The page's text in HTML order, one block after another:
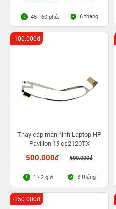
45 - 60 phút 6 tháng
Thay cáp màn hình Laptop HP
Pavilion 15 cs2120TX
500.000đ 600.000đ
-100.000đ
1 - 2 giờ 3 tháng
-150.000đ